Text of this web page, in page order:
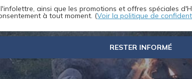
ainsi que les promotions et offres spéciales
à tout moment. (Voir la politique de
RESTER INFORMÉ